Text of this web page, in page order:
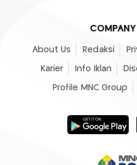
COMPANY
About Us Redaksi
Karier Info Iklan
Profile MNC Group